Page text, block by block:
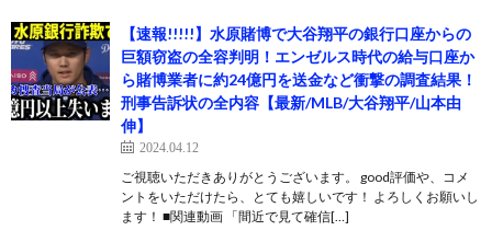
【速報!!!!!】水原賭博で大谷翔平の銀行口座からの
巨額窃盗の全容判明！エンゼルス時代の給与口座か
ら賭博業者に約24億円を送金など衝撃の調査結果！
刑事告訴状の全内容【最新/MLB/大谷翔平/山本由
伸】
2024.04.12
ご視聴いただきありがとうございます。 good評価や、コメ
ントをいただけたら、とても嬉しいです！ よろしくお願いし
ます！ ■関連動画 「間近で見て確信[…]